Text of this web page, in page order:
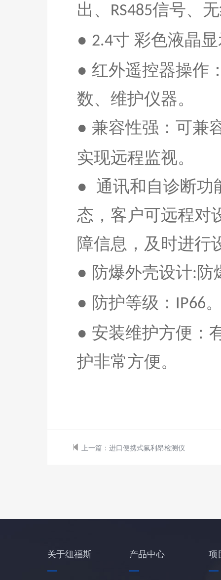
出、
RS485信号、
● 2.4寸 彩色液晶
● 红外遥控器操作
数、维护仪器。
● 兼容性强：可兼
实现远程监视。
● 通讯和自诊断功
态，客户可远程对
障信息，及时进行
● 防爆外壳设计:防
● 防护等级： IP66
● 安装维护方便：
护非常方便。
上一篇： 进口便携式氟利昂检测仪
关于纽福斯 产品中心 项